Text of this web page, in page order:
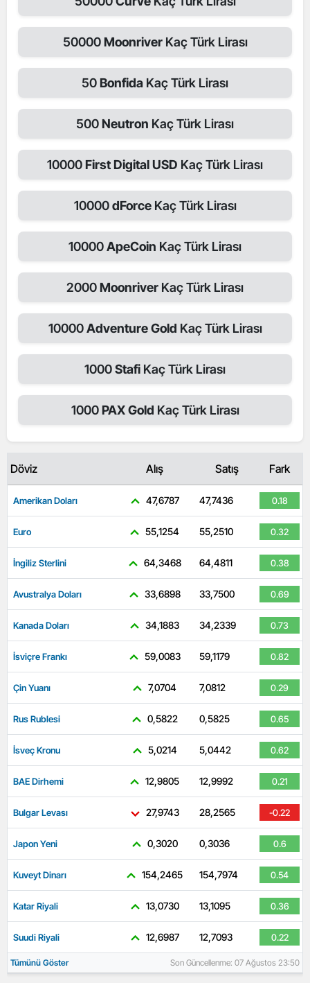
50000Moonriver Kaç Türk Lirası
50Bonfida Kaç Türk Lirası
500Neutron Kaç Türk Lirası
10000First Digital USD Kaç Türk Lirası
10000dForce Kaç Türk Lirası
10000ApeCoin Kaç Türk Lirası
2000Moonriver Kaç Türk Lirası
10000Adventure Gold Kaç Türk Lirası
1000Stafi Kaç Türk Lirası
1000PAX Gold Kaç Türk Lirası
Döviz Alış Satış Fark
Amerikan Doları 47,6787 47,7436 0.18
Euro 55,1254 55,2510 0.32
İngiliz Sterlini 64,3468 64,4811 0.38
Avustralya Doları 33,6898 33,7500 0.69
Kanada Doları 34,1883 34,2339 0.73
İsviçre Frankı 59,0083 59,1179 0.82
Çin Yuanı 7,0704 7,0812 0.29
Rus Rublesi 0,5822 0,5825 0.65
İsveç Kronu 5,0214 5,0442 0.62
BAE Dirhemi 12,9805 12,9992 0.21
Bulgar Levası 27,9743 28,2565 -0.22
Japon Yeni 0,3020 0,3036 0.6
Kuveyt Dinarı 154,2465 154,7974 0.54
Katar Riyali 13,0730 13,1095 0.36
Suudi Riyali 12,6987 12,7093 0.22
Tümünü Göster Son Güncellenme: 07 Ağustos 23:50